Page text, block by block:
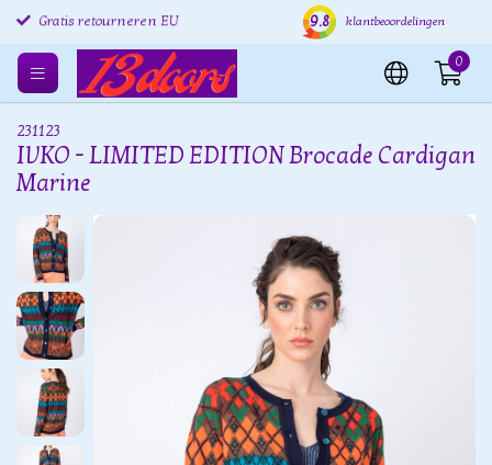
Gratis retourneren EU Verzending binnen 24 uur
9.8 klantbeoordelingen
0
231123
IVKO - LIMITED EDITION Brocade Cardigan
Marine